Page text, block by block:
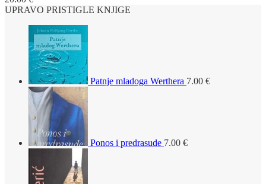
UPRAVO PRISTIGLE KNJIGE
Patnje mladoga Werthera 7.00 €
Ponos i predrasude 7.00 €